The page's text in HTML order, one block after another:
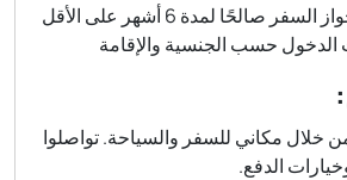
صالحًا لمدة 6 أشهر على الأقل
الدخول حسب الجنسية والإقامة
خلال مكاني للسفر والسياحة. تواصلوا
الدفع.